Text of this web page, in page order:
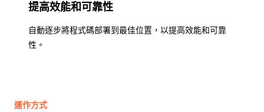
提高效能和可靠性
自動逐步將程式碼部署到最佳位置，以提高效能和可靠
性。
運作方式